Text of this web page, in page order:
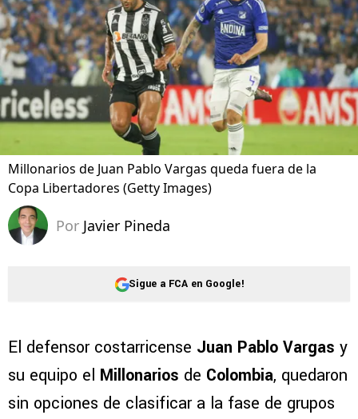
Millonarios de Juan Pablo Vargas queda fuera de la
Copa Libertadores (Getty Images)
Por Javier Pineda
Sigue a FCA en Google!
El defensor costarricense Juan Pablo Vargas y
su equipo el Millonarios de Colombia, quedaron
sin opciones de clasificar a la fase de grupos